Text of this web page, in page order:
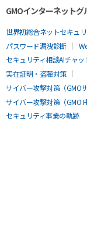
GMOインターネット
世界初総合ネットセキュ
パスワード漏洩診断
セキュリティ相談AIチャッ
実在証明・盗聴対策
サイバー攻撃対策（GMO
サイバー攻撃対策（GMO
セキュリティ事業の軌跡